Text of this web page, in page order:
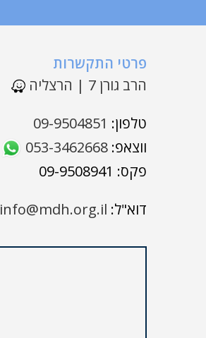
פרטי התקשרות
הרב גורן 7 | הרצליה
טלפון: 09-9504851
ווצאפ:053-3462668
פקס: 09-9508941
דוא"ל: info@mdh.org.il